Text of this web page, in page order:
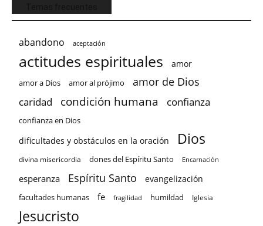
abandono aceptación
actitudes espirituales amor
amor a Dios amor al prójimo amor de Dios
caridad condición humana confianza
confianza en Dios
dificultades y obstáculos en la oración Dios
divina misericordia dones del Espíritu Santo Encarnación
esperanza Espíritu Santo evangelización
facultades humanas fe fragilidad humildad Iglesia
Jesucristo